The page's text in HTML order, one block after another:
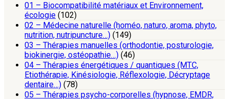
01 – Biocompatibilité matériaux et Environnement,
écologie (102)
02 – Médecine naturelle (homéo, naturo, aroma, phyto,
nutrition, nutripuncture…) (149)
03 – Thérapies manuelles (orthodontie, posturologie,
biokinergie, ostéopathie…) (46)
04 – Thérapies énergétiques / quantiques (MTC,
Etiothérapie, Kinésiologie, Réflexologie, Décryptage
dentaire…) (78)
05 – Thérapies psycho-corporelles (hypnose, EMDR,